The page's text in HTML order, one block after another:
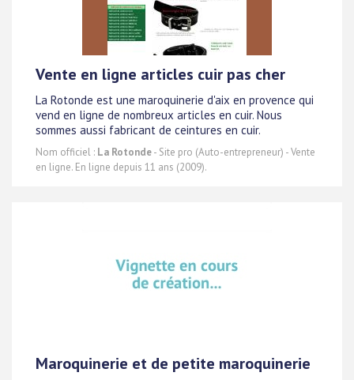
Vente en ligne articles cuir pas cher
La Rotonde est une maroquinerie d'aix en provence qui
vend en ligne de nombreux articles en cuir. Nous
sommes aussi fabricant de ceintures en cuir.
Nom officiel : La Rotonde- Site pro (Auto-entrepreneur) - Vente
en ligne. En ligne depuis 11 ans (2009).
Maroquinerie et de petite maroquinerie